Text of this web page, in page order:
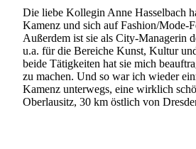
Die liebe Kollegin Anne Hasselbach
Kamenz und sich auf Fashion/Mode-
Außerdem ist sie als City-Managerin
u.a. für die Bereiche Kunst, Kultur
beide Tätigkeiten hat sie mich
zu machen. Und so war ich wieder
Kamenz unterwegs, eine wirklich
Oberlausitz, 30 km östlich von